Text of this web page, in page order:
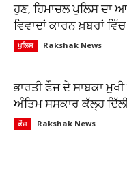
ਹੁਣ, ਹਿਮਾਚਲ ਪੁਲਿਸ ਦਾ
ਵਿਵਾਦਾਂ ਕਾਰਨ ਖ਼ਬਰਾਂ
ਪੁਲਿਸ Rakshak News
ਭਾਰਤੀ ਫੌਜ ਦੇ ਸਾਬਕਾ
ਅੰਤਿਮ ਸਸਕਾਰ ਕੱਲ੍ਹ
ਫੌਜ Rakshak News